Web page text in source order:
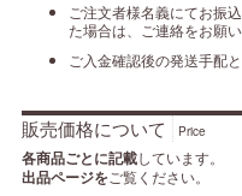
ご注文者様名義にてお振
た場合は、ご連絡をお願い
ご入金確認後の発送手配と
販売価格について Price
各商品ごとに記載しています。
出品ページをご覧ください。